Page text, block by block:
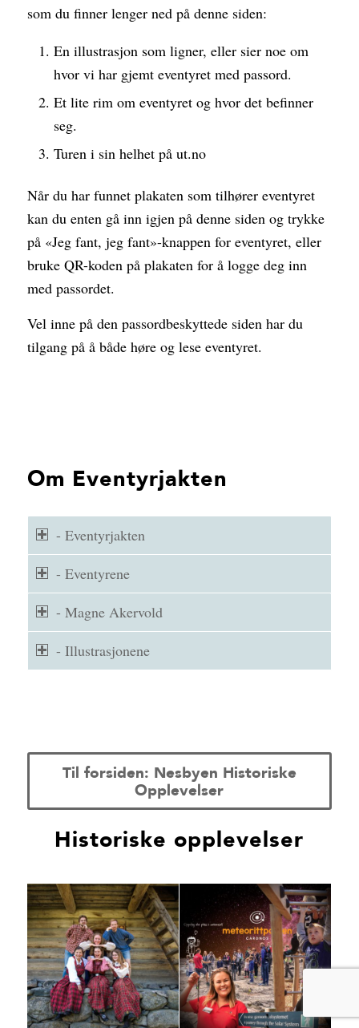
som du finner lenger ned på denne siden:
En illustrasjon som ligner, eller sier noe om
hvor vi har gjemt eventyret med passord.
Et lite rim om eventyret og hvor det befinner
seg.
Turen i sin helhet på ut.no
Når du har funnet plakaten som tilhører eventyret
kan du enten gå inn igjen på denne siden og trykke
på «Jeg fant, jeg fant»-knappen for eventyret, eller
bruke QR-koden på plakaten for å logge deg inn
med passordet.
Vel inne på den passordbeskyttede siden har du
tilgang på å både høre og lese eventyret.
Om Eventyrjakten
- Eventyrjakten
- Eventyrene
- Magne Akervold
- Illustrasjonene
Til forsiden: Nesbyen Historiske
Opplevelser
Historiske opplevelser